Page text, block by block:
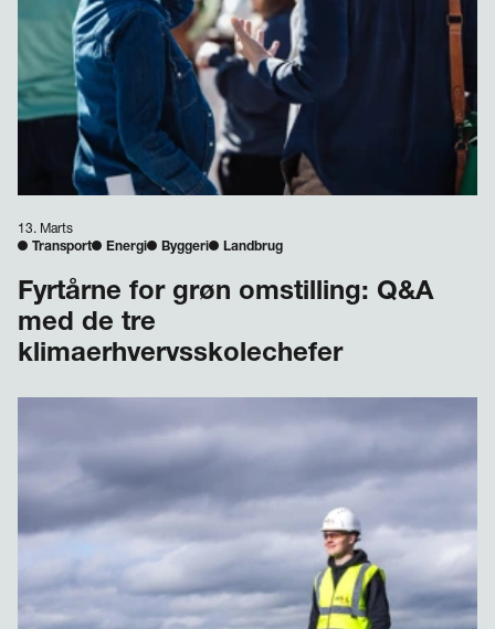
13. Marts
Transport
Energi Byggeri Landbrug
Fyrtårne for grøn omstilling: Q&A
med de tre
klimaerhvervsskolechefer